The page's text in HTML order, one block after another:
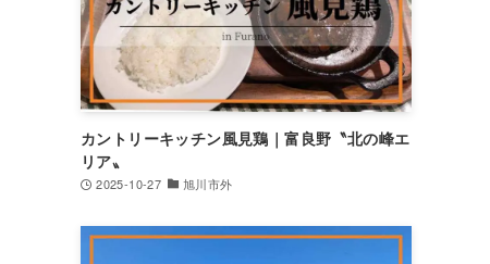
カントリーキッチン風見鶏｜富良野〝北の峰エ
リア〟
2025-10-27 旭川市外